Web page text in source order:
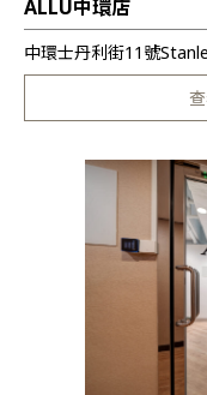
ALLU中環店
中環士丹利街11號